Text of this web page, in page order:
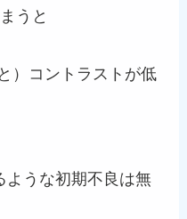
うと
）コントラストが低
ような初期不良は無